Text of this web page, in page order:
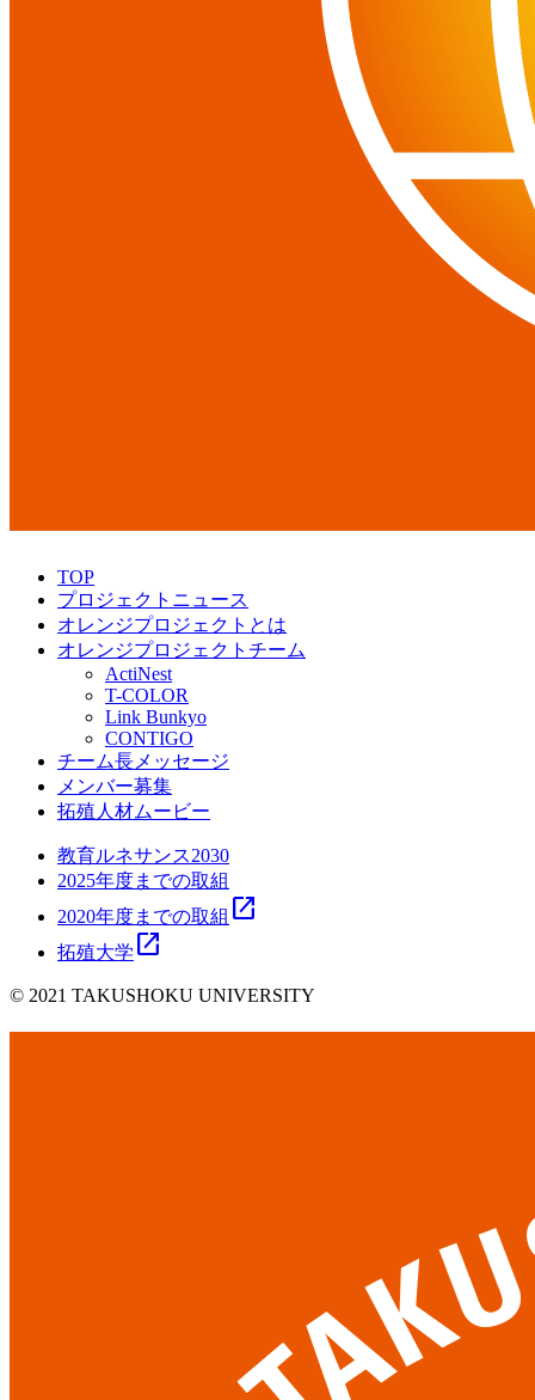
TOP
プロジェクトニュース
オレンジプロジェクトとは
オレンジプロジェクトチーム
ActiNest
T-COLOR
Link Bunkyo
CONTIGO
チーム長メッセージ
メンバー募集
拓殖人材ムービー
教育ルネサンス2030
2025年度までの取組
2020年度までの取組 open_in_new
拓殖大学 open_in_new
© 2021 TAKUSHOKU UNIVERSITY